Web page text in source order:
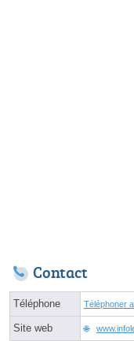
Contact
Téléphone Téléphoner
Site web